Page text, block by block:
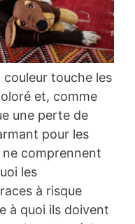
couleur touche les
et, comme
une perte de
pour les
comprennent
les
à risque
à quoi ils doivent